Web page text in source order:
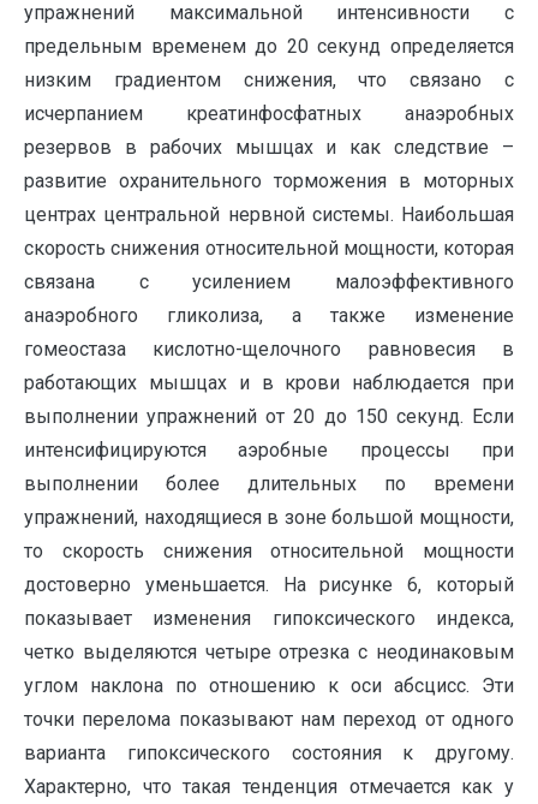
упражнений максимальной интенсивности с
предельным временем до 20 секунд определяется
низким градиентом снижения, что связано с
исчерпанием креатинфосфатных анаэробных
резервов в рабочих мышцах и как следствие –
развитие охранительного торможения в моторных
центрах центральной нервной системы. Наибольшая
скорость снижения относительной мощности, которая
связана с усилением малоэффективного
анаэробного гликолиза, а также изменение
гомеостаза кислотно-щелочного равновесия в
работающих мышцах и в крови наблюдается при
выполнении упражнений от 20 до 150 секунд. Если
интенсифицируются аэробные процессы при
выполнении более длительных по времени
упражнений, находящиеся в зоне большой мощности,
то скорость снижения относительной мощности
достоверно уменьшается. На рисунке 6, который
показывает изменения гипоксического индекса,
четко выделяются четыре отрезка с неодинаковым
углом наклона по отношению к оси абсцисс. Эти
точки перелома показывают нам переход от одного
варианта гипоксического состояния к другому.
Характерно, что такая тенденция отмечается как у